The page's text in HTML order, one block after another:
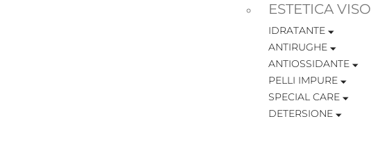
ESTETICA VISO
IDRATANTE
ANTIRUGHE
ANTIOSSIDANTE
PELLI IMPURE
SPECIAL CARE
DETERSIONE